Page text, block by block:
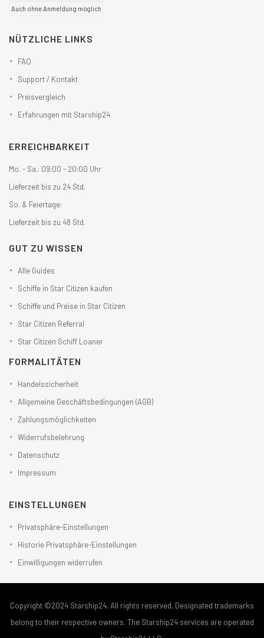
Auch ohne Anmeldung möglich
NÜTZLICHE LINKS
FAQ
Support / Kontakt
Preisvergleich
Erfahrungen mit Starship24
ERREICHBARKEIT
Mo. - Sa.: 09:00 - 20:00 Uhr
Lieferzeit bis zu 24 Std.
So. & Feiertage:
Lieferzeit bis zu 48 Std.
GUT ZU WISSEN
Alle Guides
Schiffe in Star Citizen kaufen
Schiffe und Preise in Star Citizen
Star Citizen Referral
Star Citizen Schiff Loaner
FORMALITÄTEN
Handelssicherheit
Allgemeine Geschäftsbedingungen (AGB)
Zahlungsmöglichkeiten
Widerrufsbelehrung
Datenschutz
Impressum
EINSTELLUNGEN
Privatsphäre-Einstellungen
Historie Privatsphäre-Einstellungen
Einwilligungen widerrufen
Copyright ©2024 Starship24. All rights reserved. Designated trademarks
belong to their respective owners. The Starship24 services are operated